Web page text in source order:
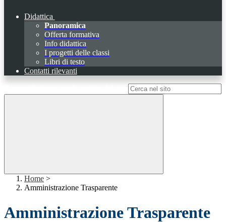
Didattica
Panoramica
Offerta formativa
Info didattica
I progetti delle classi
Libri di testo
Contatti rilevanti
Home >
Amministrazione Trasparente
Amministrazione Trasparente